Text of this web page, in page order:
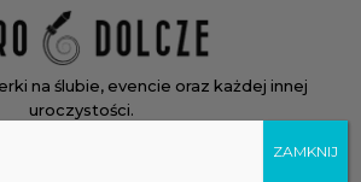
na ślubie, evencie oraz każdej innej
uroczystości.
ZAMKNIJ